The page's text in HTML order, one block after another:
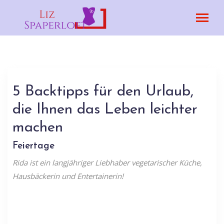
5 Backtipps für den Urlaub,
die Ihnen das Leben leichter
machen
Feiertage
Rida ist ein langjähriger Liebhaber vegetarischer Küche,
Hausbäckerin und Entertainerin!